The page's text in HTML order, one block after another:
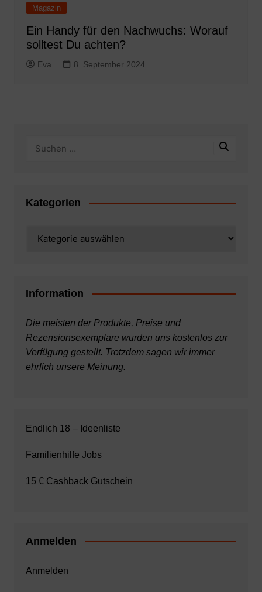
Magazin
Ein Handy für den Nachwuchs: Worauf
solltest Du achten?
Eva 8. September 2024
Kategorien
Information
Die meisten der Produkte, Preise und
Rezensionsexemplare wurden uns kostenlos zur
Verfügung gestellt. Trotzdem sagen wir immer
ehrlich unsere Meinung.
Endlich 18 – Ideenliste
Familienhilfe Jobs
15 € Cashback Gutschein
Anmelden
Anmelden